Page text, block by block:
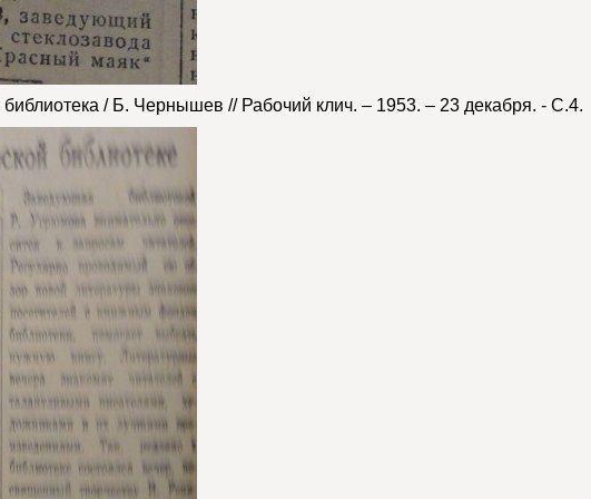
библиотека / Б. Чернышев // Рабочий клич. – 1953. – 23 декабря. - С.4.